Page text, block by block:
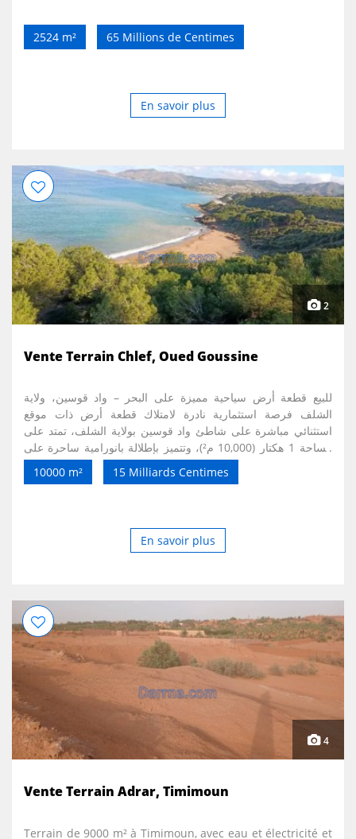
2524 m² 65 Millions de Centimes
En savoir plus
2
Vente Terrain Chlef, Oued Goussine
للبيع قطعة أرض سياحية مميزة على البحر – واد قوسين، ولاية
الشلف فرصة استثمارية نادرة لامتلاك قطعة أرض ذات موقع
استثنائي مباشرة على شاطئ واد قوسين بولاية الشلف، تمتد على
مساحة 1 هكتار (10,000 م²)، وتتميز بإطلالة بانورامية ساحرة على
البحر والطبيعة الخلابة. مميزات العقار: ✅ مساحة إجمالية: 1 هكتار
(10,000 م²). ✅ موقع استراتيجي في منطقة واد قوسين – ولاية
إنشاء منتجع، فندق، إقامة سياحية أو مشروع ترفيهي. ✅ منطقة ذات
10000 m² 15 Milliards Centimes
En savoir plus
4
Vente Terrain Adrar, Timimoun
Terrain de 9000 m² à Timimoun, avec eau et électricité et